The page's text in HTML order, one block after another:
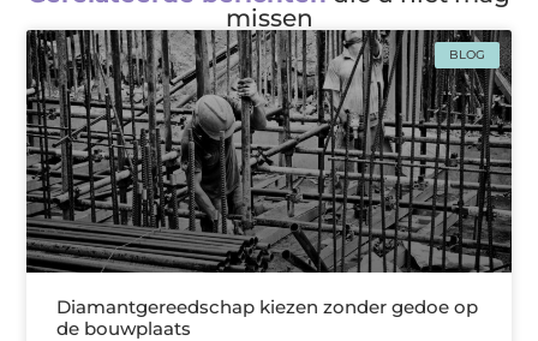
missen
BLOG
Diamantgereedschap kiezen zonder gedoe op
de bouwplaats